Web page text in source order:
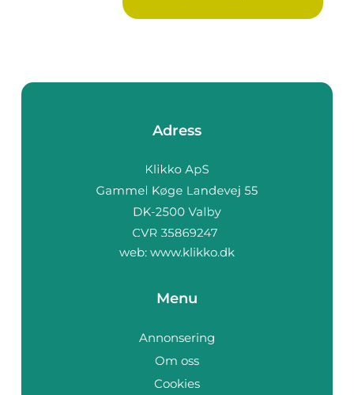
Adress
web: www.klikko.dk
Menu
Annonsering
Om oss
Cookies